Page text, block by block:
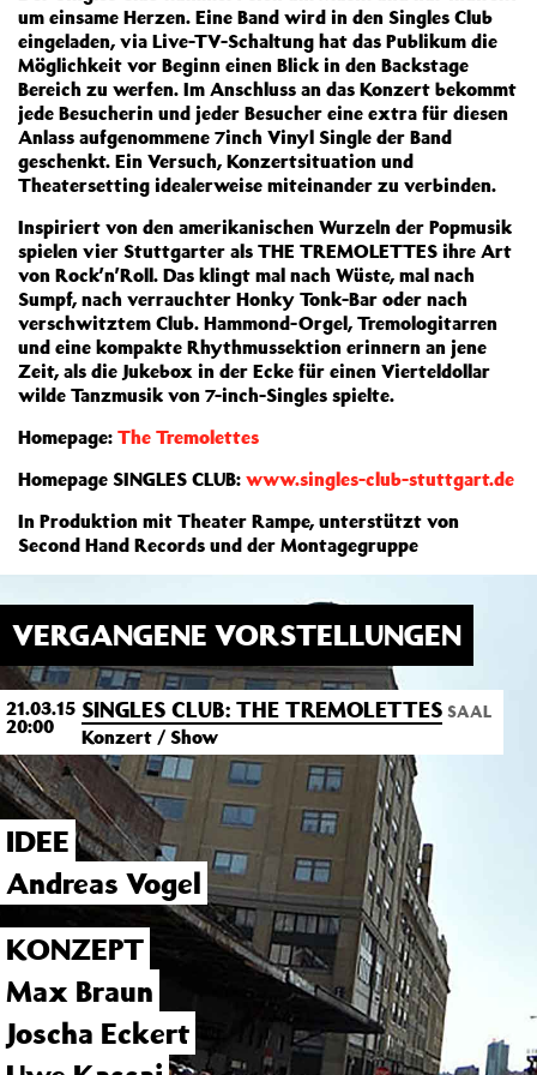
um einsame Herzen. Eine Band wird in den Singles Club
eingeladen, via Live-TV-Schaltung hat das Publikum die
Möglichkeit vor Beginn einen Blick in den Backstage
Bereich zu werfen. Im Anschluss an das Konzert bekommt
jede Besucherin und jeder Besucher eine extra für diesen
Anlass aufgenommene 7inch Vinyl Single der Band
geschenkt. Ein Versuch, Konzertsituation und
Theatersetting idealerweise miteinander zu verbinden.
Inspiriert von den amerikanischen Wurzeln der Popmusik
spielen vier Stuttgarter als THE TREMOLETTES ihre Art
von Rock’n’Roll. Das klingt mal nach Wüste, mal nach
Sumpf, nach verrauchter Honky Tonk-Bar oder nach
verschwitztem Club. Hammond-Orgel, Tremologitarren
und eine kompakte Rhythmussektion erinnern an jene
Zeit, als die Jukebox in der Ecke für einen Vierteldollar
wilde Tanzmusik von 7-inch-Singles spielte.
Homepage: The Tremolettes
Homepage SINGLES CLUB: www.singles-club-stuttgart.de
In Produktion mit Theater Rampe, unterstützt von
Second Hand Records und der Montagegruppe
VERGANGENE VORSTELLUNGEN
21.03.15
20:00
SINGLES CLUB: THE TREMOLETTES SAAL
Konzert / Show
IDEE
Andreas Vogel
KONZEPT
Max Braun
Joscha Eckert